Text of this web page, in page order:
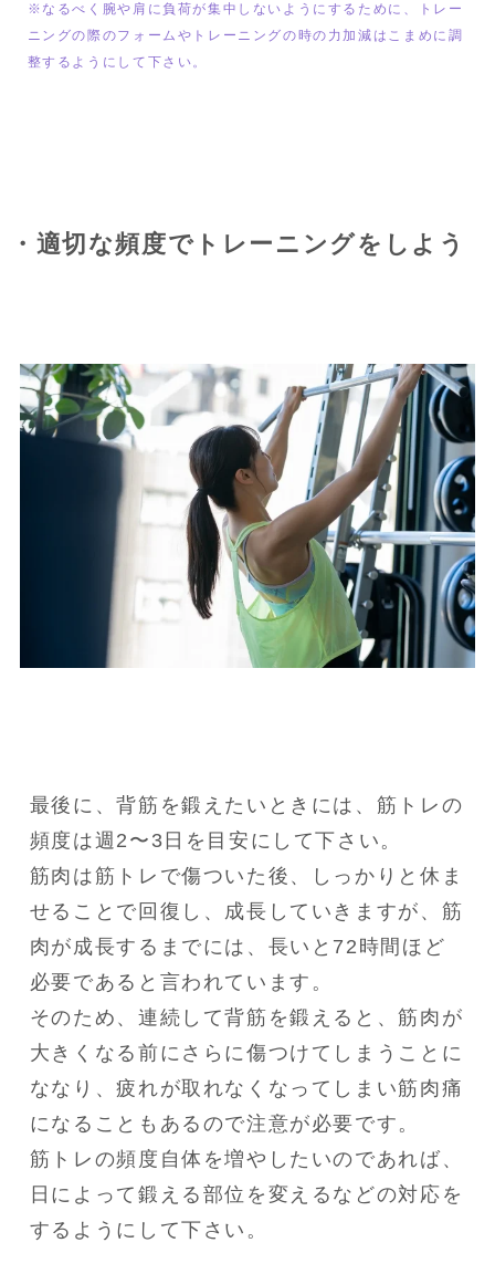
※なるべく腕や肩に負荷が集中しないようにするために、トレー
ニングの際のフォームやトレーニングの時の力加減はこまめに調
整するようにして下さい。
・適切な頻度でトレーニングをしよう
最後に、背筋を鍛えたいときには、筋トレの
頻度は週2〜3日を目安にして下さい。
筋肉は筋トレで傷ついた後、しっかりと休ま
せることで回復し、成長していきますが、筋
肉が成長するまでには、長いと72時間ほど
必要であると言われています。
そのため、連続して背筋を鍛えると、筋肉が
大きくなる前にさらに傷つけてしまうことに
ななり、疲れが取れなくなってしまい筋肉痛
になることもあるので注意が必要です。
筋トレの頻度自体を増やしたいのであれば、
日によって鍛える部位を変えるなどの対応を
するようにして下さい。